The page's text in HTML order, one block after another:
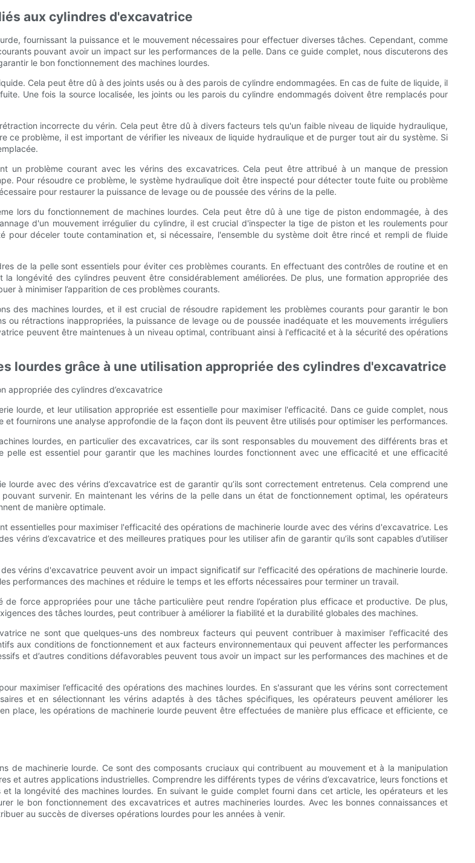
aux cylindres d'excavatrice
fournissant la puissance et le mouvement nécessaires pour effectuer diverses tâches. Cependant, comme
pouvant avoir un impact sur les performances de la pelle. Dans ce guide complet, nous discuterons des
le bon fonctionnement des machines lourdes.
Cela peut être dû à des joints usés ou à des parois de cylindre endommagées. En cas de fuite de liquide, il
Une fois la source localisée, les joints ou les parois du cylindre endommagés doivent être remplacés pour
incorrecte du vérin. Cela peut être dû à divers facteurs tels qu'un faible niveau de liquide hydraulique,
ce problème, il est important de vérifier les niveaux de liquide hydraulique et de purger tout air du système. Si
un problème courant avec les vérins des excavatrices. Cela peut être attribué à un manque de pression
Pour résoudre ce problème, le système hydraulique doit être inspecté pour détecter toute fuite ou problème
pour restaurer la puissance de levage ou de poussée des vérins de la pelle.
lors du fonctionnement de machines lourdes. Cela peut être dû à une tige de piston endommagée, à des
d'un mouvement irrégulier du cylindre, il est crucial d'inspecter la tige de piston et les roulements pour
déceler toute contamination et, si nécessaire, l'ensemble du système doit être rincé et rempli de fluide
de la pelle sont essentiels pour éviter ces problèmes courants. En effectuant des contrôles de routine et en
longévité des cylindres peuvent être considérablement améliorées. De plus, une formation appropriée des
à minimiser l’apparition de ces problèmes courants.
des machines lourdes, et il est crucial de résoudre rapidement les problèmes courants pour garantir le bon
rétractions inappropriées, la puissance de levage ou de poussée inadéquate et les mouvements irréguliers
peuvent être maintenues à un niveau optimal, contribuant ainsi à l'efficacité et à la sécurité des opérations
lourdes grâce à une utilisation appropriée des cylindres d'excavatrice
appropriée des cylindres d’excavatrice
lourde, et leur utilisation appropriée est essentielle pour maximiser l'efficacité. Dans ce guide complet, nous
fournirons une analyse approfondie de la façon dont ils peuvent être utilisés pour optimiser les performances.
lourdes, en particulier des excavatrices, car ils sont responsables du mouvement des différents bras et
pelle est essentiel pour garantir que les machines lourdes fonctionnent avec une efficacité et une efficacité
lourde avec des vérins d’excavatrice est de garantir qu’ils sont correctement entretenus. Cela comprend une
survenir. En maintenant les vérins de la pelle dans un état de fonctionnement optimal, les opérateurs
de manière optimale.
essentielles pour maximiser l'efficacité des opérations de machinerie lourde avec des vérins d'excavatrice. Les
vérins d’excavatrice et des meilleures pratiques pour les utiliser afin de garantir qu’ils sont capables d’utiliser
vérins d'excavatrice peuvent avoir un impact significatif sur l'efficacité des opérations de machinerie lourde.
performances des machines et réduire le temps et les efforts nécessaires pour terminer un travail.
de force appropriées pour une tâche particulière peut rendre l’opération plus efficace et productive. De plus,
des tâches lourdes, peut contribuer à améliorer la fiabilité et la durabilité globales des machines.
ne sont que quelques-uns des nombreux facteurs qui peuvent contribuer à maximiser l'efficacité des
aux conditions de fonctionnement et aux facteurs environnementaux qui peuvent affecter les performances
et d’autres conditions défavorables peuvent tous avoir un impact sur les performances des machines et de
maximiser l’efficacité des opérations des machines lourdes. En s'assurant que les vérins sont correctement
et en sélectionnant les vérins adaptés à des tâches spécifiques, les opérateurs peuvent améliorer les
place, les opérations de machinerie lourde peuvent être effectuées de manière plus efficace et efficiente, ce
de machinerie lourde. Ce sont des composants cruciaux qui contribuent au mouvement et à la manipulation
et autres applications industrielles. Comprendre les différents types de vérins d’excavatrice, leurs fonctions et
la longévité des machines lourdes. En suivant le guide complet fourni dans cet article, les opérateurs et les
le bon fonctionnement des excavatrices et autres machineries lourdes. Avec les bonnes connaissances et
au succès de diverses opérations lourdes pour les années à venir.